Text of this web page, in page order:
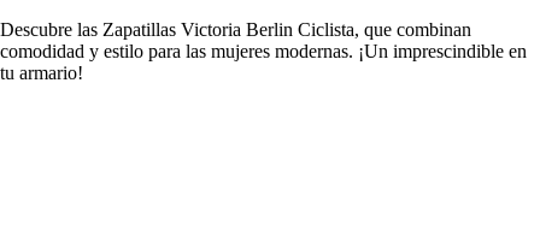
Descubre las Zapatillas Victoria Berlin Ciclista, que combinan
comodidad y estilo para las mujeres modernas. ¡Un imprescindible en
tu armario!